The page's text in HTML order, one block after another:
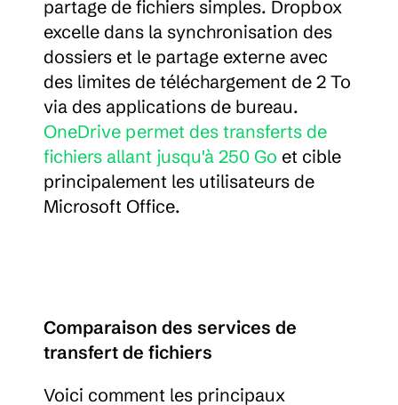
partage de fichiers simples. Dropbox
excelle dans la synchronisation des
dossiers et le partage externe avec
des limites de téléchargement de 2 To
OneDrive permet des transferts de
fichiers allant jusqu'à 250 Go et cible
principalement les utilisateurs de
Microsoft Office.
Comparaison des services de
transfert de fichiers
Voici comment les principaux